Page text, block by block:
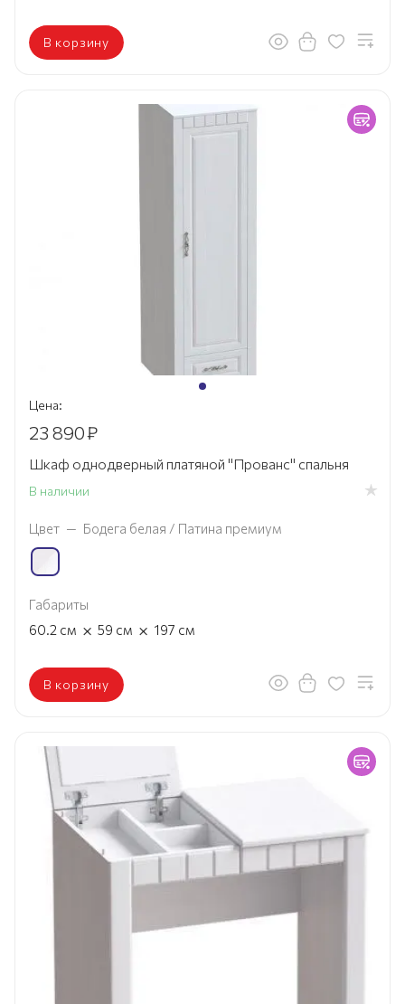
В корзину
Цена:
23 890₽
Шкаф однодверный платяной "Прованс" спальня
В наличии
Цвет — Бодега белая / Патина премиум
Габариты
60.2 см × 59 см × 197 см
В корзину